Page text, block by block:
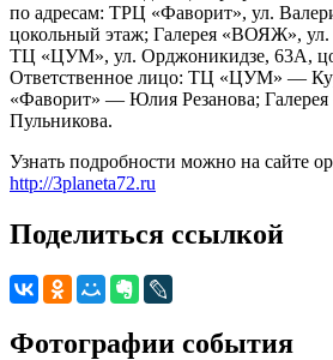
по адресам: ТРЦ «Фаворит», ул.
цокольный этаж; Галерея «ВОЯЖ», ул.
ТЦ «ЦУМ», ул. Орджоникидзе, 63А,
Ответственное лицо: ТЦ «ЦУМ» —
«Фаворит» — Юлия Резанова;
Пульникова.
Узнать подробности можно на сайте
http://3planeta72.ru
Поделиться ссылкой
Фотографии события